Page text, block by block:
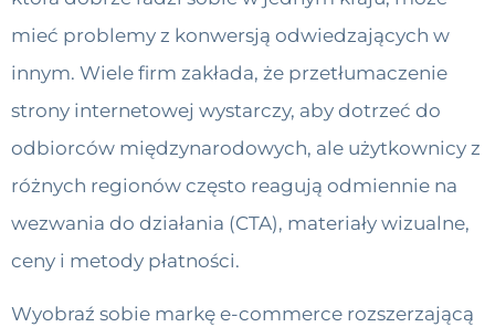
mieć problemy z konwersją odwiedzających w
innym. Wiele firm zakłada, że ​​przetłumaczenie
strony internetowej wystarczy, aby dotrzeć do
odbiorców międzynarodowych, ale użytkownicy z
różnych regionów często reagują odmiennie na
wezwania do działania (CTA), materiały wizualne,
ceny i metody płatności.
Wyobraź sobie markę e-commerce rozszerzającą